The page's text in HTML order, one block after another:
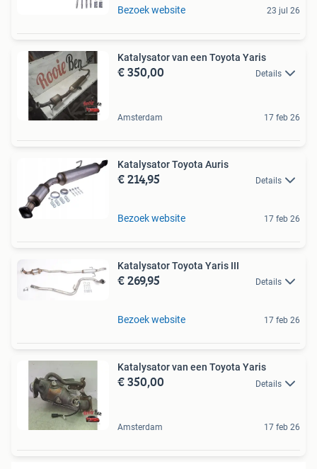
Bezoek website 23 jul 26
Katalysator van een Toyota Yaris
€ 350,00 Details
Amsterdam 17 feb 26
Katalysator Toyota Auris
€ 214,95 Details
Bezoek website 17 feb 26
Katalysator Toyota Yaris III
€ 269,95 Details
Bezoek website 17 feb 26
Katalysator van een Toyota Yaris
€ 350,00 Details
Amsterdam 17 feb 26